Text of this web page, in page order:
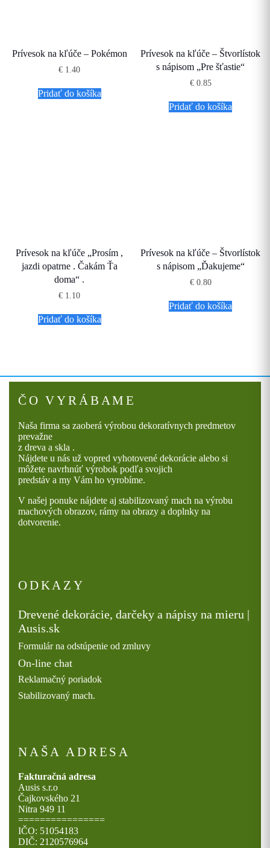
Prívesok na kľúče – Pokémon
€ 1.40
Pridať do košíka
Prívesok na kľúče – Štvorlístok
s nápisom „Pre šťastie“
€0.85
Pridať do košíka
Prívesok na kľúče „Prosím ,
jazdi opatrne . Čakám Ťa
doma“ .
€ 1.10
Pridať do košíka
Prívesok na kľúče – Štvorlístok
s nápisom „Ďakujeme“
€0.80
Pridať do košíka
ČO VYRÁBAME
Naša firma sa zaoberá výrobou dekoratívnych predmetov
prevažne
z dreva a skla .
Nájdete u nás už vopred vyhotovené dekorácie alebo si
môžete navrhnúť výrobok podľa svojich
predstáv a my Vám ho vyrobíme.
V našej ponuke nájdete aj stabilizovaný mach na výrobu
machových obrazov, rámy na obrazy a doplnky na
dotvorenie.
ODKAZY
Drevené dekorácie, darčeky a nápisy na mieru |
Ausis.sk
Formulár na odstúpenie od zmluvy
On-line chat
Reklamačný poriadok
Stabilizovaný mach.
NAŠA ADRESA
Fakturačná adresa
Ausis s.r.o
Čajkovského 21
Nitra 949 11
================
IČO: 51054183
DIČ: 2120576964